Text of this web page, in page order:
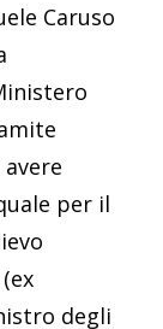
Caruso
per il
degli